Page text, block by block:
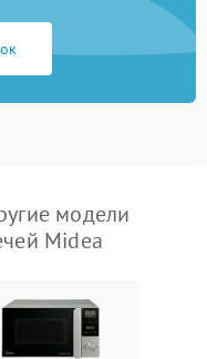
модели
Midea